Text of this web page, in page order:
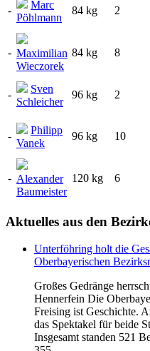
-
Marc
Pöhlmann
84 kg 2
- Maximilian
Wieczorek
84 kg 8
-
Sven
Schleicher
96 kg 2
-
Philipp
Vanek
96 kg 10
- Alexander
Baumeister
120 kg 6
Aktuelles aus den
Unterföhring holt die
Oberbayerischen
Großes Gedränge
Hennerfein Die
Freising ist Geschichte.
das Spektakel für beide
Insgesamt standen 521